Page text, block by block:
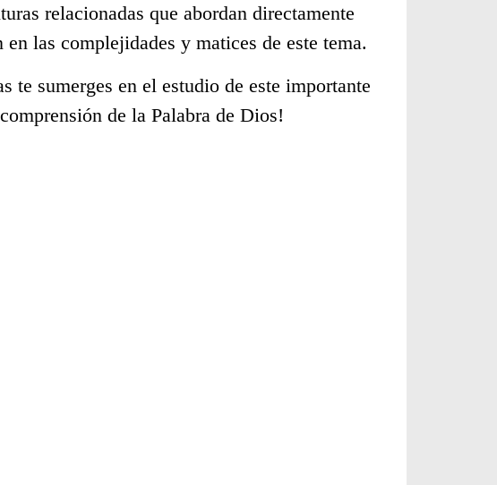
relacionadas que abordan directamente
las complejidades y matices de este tema.
te sumerges en el estudio de este importante
de la Palabra de Dios!